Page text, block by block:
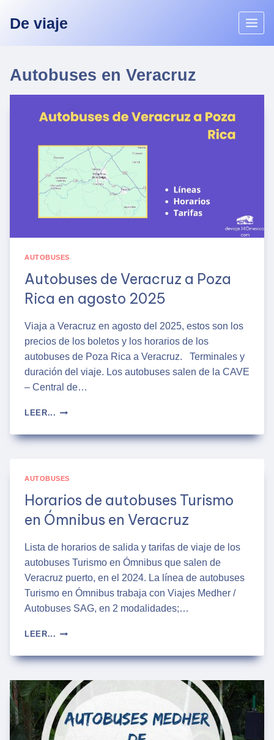
De viaje
Autobuses en Veracruz
AUTOBUSES
Autobuses de Veracruz a Poza
Rica en agosto 2025
Viaja a Veracruz en agosto del 2025, estos son los
precios de los boletos y los horarios de los
autobuses de Poza Rica a Veracruz. Terminales y
duración del viaje. Los autobuses salen de la CAVE
– Central de…
LEER... AUTOBUSES
VERACRUZ
EN
AGOSTO
2025
AUTOBUSES
Horarios de autobuses Turismo
en Ómnibus en Veracruz
Lista de horarios de salida y tarifas de viaje de los
autobuses Turismo en Ómnibus que salen de
Veracruz puerto, en el 2024. La línea de autobuses
Turismo en Ómnibus trabaja con Viajes Medher /
Autobuses SAG, en 2 modalidades;…
LEER... HORARIOS
AUTOBUSES
EN
ÓMNIBUS
EN
VERACRUZ